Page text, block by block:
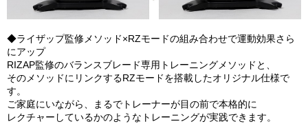
◆ライザップ監修メソッド×RZモードの組み合わせで運動効果さら
にアップ
RIZAP監修のバランスブレード専用トレーニングメソッドと、
そのメソッドにリンクするRZモードを搭載したオリジナル仕様で
す。
ご家庭にいながら、まるでトレーナーが目の前で本格的に
レクチャーしているかのようなトレーニングが実践できます。